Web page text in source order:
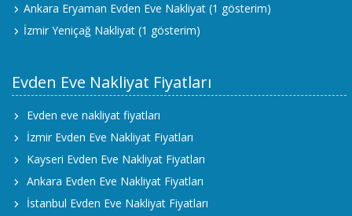
Ankara Eryaman Evden Eve Nakliyat (1 gösterim)
İzmir Yeniçağ Nakliyat (1 gösterim)
Evden Eve Nakliyat Fiyatları
Evden eve nakliyat fiyatları
İzmir Evden Eve Nakliyat Fiyatları
Kayseri Evden Eve Nakliyat Fiyatları
Ankara Evden Eve Nakliyat Fiyatları
İstanbul Evden Eve Nakliyat Fiyatları